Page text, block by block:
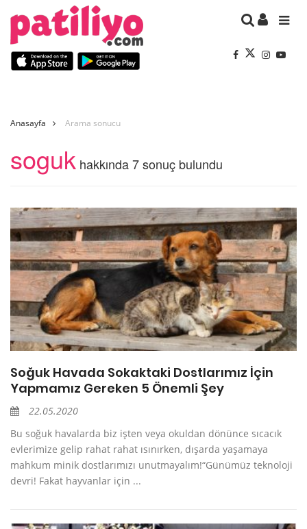
Anasayfa Arama sonucu
soguk hakkında 7 sonuç bulundu
Soğuk Havada Sokaktaki Dostlarımız İçin
Yapmamız Gereken 5 Önemli Şey
22.05.2020
Bu soğuk havalarda biz işten veya okuldan dönünce sıcacık
evlerimize gelip rahat rahat ısınırken, dışarda yaşamaya
mahkum minik dostlarımızı unutmayalım!“Günümüz teknoloji
devri! Fakat hayvanlar için ...